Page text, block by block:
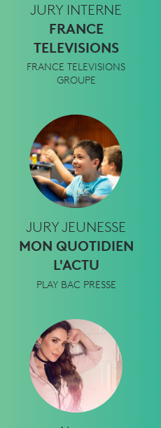
JURY INTERNE
FRANCE
TELEVISIONS
FRANCE TELEVISIONS
GROUPE
JURY JEUNESSE
MON QUOTIDIEN
L'ACTU
PLAY BAC PRESSE